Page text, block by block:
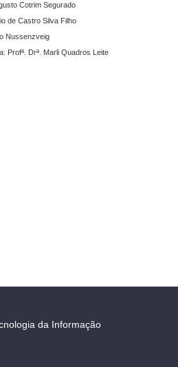
Cotrim Segurado
de Castro Silva Filho
Nussenzveig
Profª. Drª. Marli Quadros Leite
da Informação